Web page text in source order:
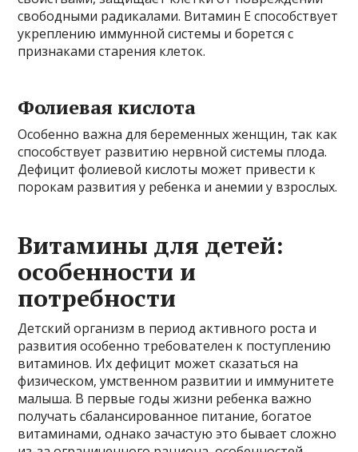
свободными радикалами. Витамин Е способствует
укреплению иммунной системы и борется с
признаками старения клеток.
Фолиевая кислота
Особенно важна для беременных женщин, так как
способствует развитию нервной системы плода.
Дефицит фолиевой кислоты может привести к
порокам развития у ребенка и анемии у взрослых.
Витамины для детей:
особенности и
потребности
Детский организм в период активного роста и
развития особенно требователен к поступлению
витаминов. Их дефицит может сказаться на
физическом, умственном развитии и иммунитете
малыша. В первые годы жизни ребенка важно
получать сбалансированное питание, богатое
витаминами, однако зачастую это бывает сложно